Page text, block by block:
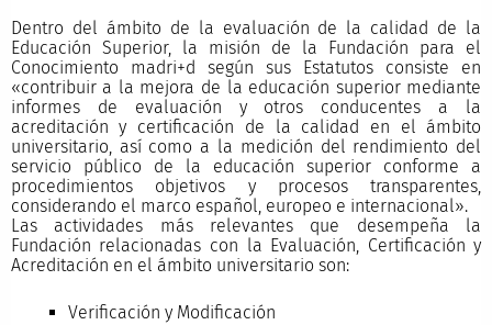
Dentro del ámbito de la evaluación de la calidad de la
Educación Superior, la misión de la Fundación para el
Conocimiento madri+d según sus Estatutos consiste en
«contribuir a la mejora de la educación superior mediante
informes de evaluación y otros conducentes a la
acreditación y certificación de la calidad en el ámbito
universitario, así como a la medición del rendimiento del
servicio público de la educación superior conforme a
procedimientos objetivos y procesos transparentes,
considerando el marco español, europeo e internacional».
Las actividades más relevantes que desempeña la
Fundación relacionadas con la Evaluación, Certificación y
Acreditación en el ámbito universitario son:
Verificación y Modificación